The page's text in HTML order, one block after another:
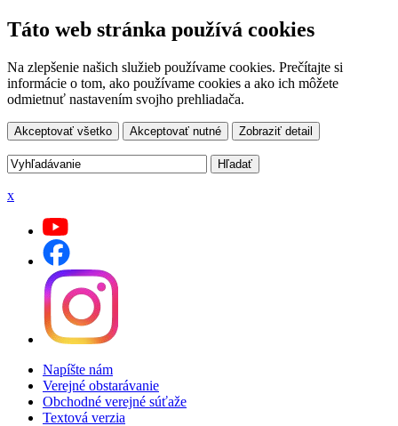
Táto web stránka používá cookies
Na zlepšenie našich služieb používame cookies. Prečítajte si
informácie o tom, ako používame cookies a ako ich môžete
odmietnuť nastavením svojho prehliadača.
Akceptovať všetko Akceptovať nutné Zobraziť detail
x
Napíšte nám
Verejné obstarávanie
Obchodné verejné súťaže
Textová verzia